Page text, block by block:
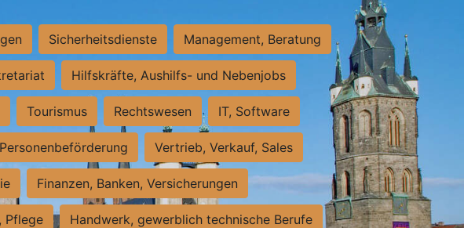
Sicherheitsdienste Management, Beratung
Hilfskräfte, Aushilfs- und Nebenjobs
Tourismus Rechtswesen IT, Software
Vertrieb, Verkauf, Sales
Finanzen, Banken, Versicherungen
Pflege Handwerk, gewerblich technische Berufe